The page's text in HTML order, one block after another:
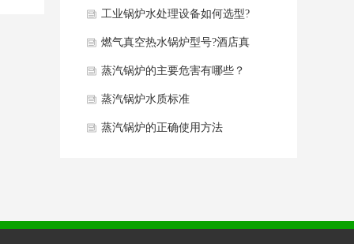
同点分析
工业锅炉水处理设备如何选型?
燃气真空热水锅炉型号?酒店真
空热水锅炉如何选型？
蒸汽锅炉的主要危害有哪些？
蒸汽锅炉水质标准
蒸汽锅炉的正确使用方法